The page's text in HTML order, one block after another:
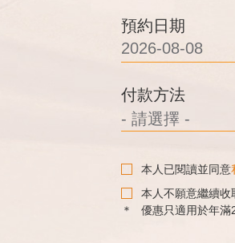
預約日期
付款方法
本人已閱讀並同意
本人不願意繼續
優惠只適用於年